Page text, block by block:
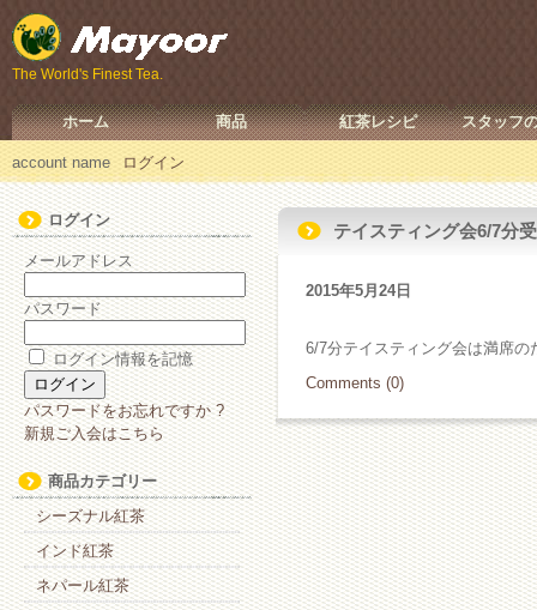
The World's Finest Tea.
ホーム 商品 紅茶レシピ スタッフ
account name ログイン
ログイン
メールアドレス
パスワード
ログイン情報を記憶
パスワードをお忘れですか ?
新規ご入会はこちら
商品カテゴリー
シーズナル紅茶
インド紅茶
ネパール紅茶
テイスティング会6/7分
2015年5月24日
6/7分テイスティング会は満席
Comments (0)